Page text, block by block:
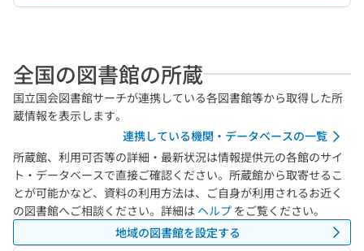
全国の図書館の所蔵
国立国会図書館サーチが連携している各図書館等から取得した所
蔵情報を表示します。
連携している機関・データベースの一覧
所蔵館、利用可否等の詳細・最新状況は情報提供元の各館のサイ
ト・データベースで直接ご確認ください。所蔵館から取寄せるこ
とが可能かなど、資料の利用方法は、ご自身が利用されるお近く
の図書館へご相談ください。詳細は ヘルプ をご覧ください。
地域の図書館を設定する